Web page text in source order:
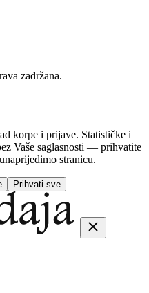
zadržana.
korpe i prijave. Statističke i
Vaše saglasnosti — prihvatite
stranicu.
Prihvati sve